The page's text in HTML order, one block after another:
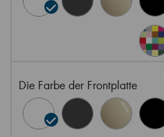
Die Farbe der Frontplatte